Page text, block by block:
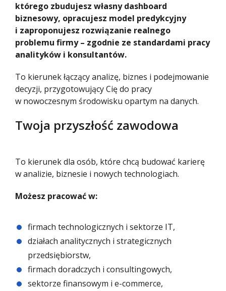
którego zbudujesz własny dashboard
biznesowy, opracujesz model predykcyjny
i zaproponujesz rozwiązanie realnego
problemu firmy – zgodnie ze standardami pracy
analityków i konsultantów.
To kierunek łączący analizę, biznes i podejmowanie
decyzji, przygotowujący Cię do pracy
w nowoczesnym środowisku opartym na danych.
Twoja przyszłość zawodowa
To kierunek dla osób, które chcą budować karierę
w analizie, biznesie i nowych technologiach.
Możesz pracować w:
firmach technologicznych i sektorze IT,
działach analitycznych i strategicznych
przedsiębiorstw,
firmach doradczych i consultingowych,
sektorze finansowym i e-commerce,